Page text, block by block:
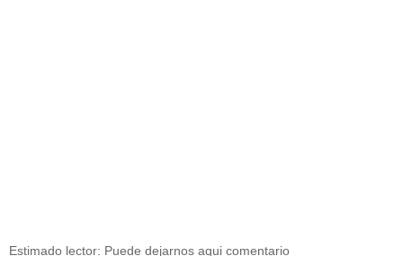
Estimado lector: Puede dejarnos aqui comentario